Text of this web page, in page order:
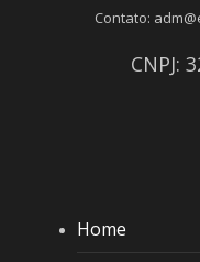
Contato:
CNPJ:
Home